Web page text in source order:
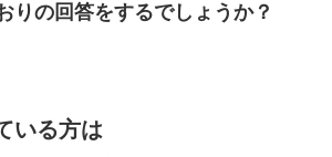
りの回答をするでしょうか？
いる方は